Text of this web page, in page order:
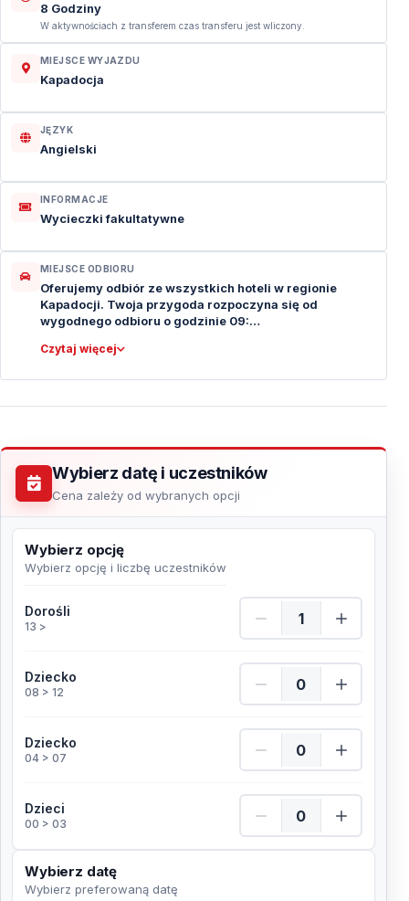
8 Godziny
W aktywnościach z transferem czas transferu jest wliczony.
MIEJSCE WYJAZDU
Kapadocja
JĘZYK
Angielski
INFORMACJE
Wycieczki fakultatywne
MIEJSCE ODBIORU
Oferujemy odbiór ze wszystkich hoteli w regionie
Kapadocji. Twoja przygoda rozpoczyna się od
wygodnego odbioru o godzinie 09:…
Czytaj więcej
Wybierz datę i uczestników
Cena zależy od wybranych opcji
Wybierz opcję
Wybierz opcję i liczbę uczestników
Dorośli
13 >
Dorośli Ilość
Dziecko
08 > 12
Dziecko Ilość
Dziecko
04 > 07
Dziecko Ilość
Dzieci
00 > 03
Dzieci Ilość
Wybierz datę
Wybierz preferowaną datę